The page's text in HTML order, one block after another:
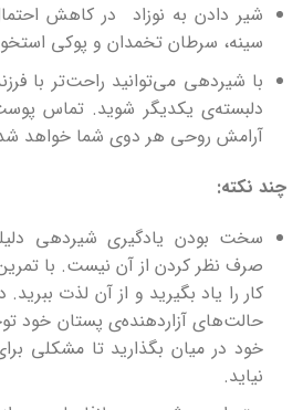
شیر دادن به نوزاد در کاهش
سینه، سرطان تخمدان و پوکی
با شیردهی می‌توانید راحت‌تر با
دلبسته‌ی یکدیگر شوید. تماس
آرامش روحی هر دوی شما خواهد
چند نکته:
سخت بودن یادگیری شیردهی
صرف نظر کردن از آن نیست. با
کار را یاد بگیرید و از آن لذت
حالت‌های آزار‌دهنده‌ی پستان خود
خود در میان بگذارید تا مشکلی
نیاید.